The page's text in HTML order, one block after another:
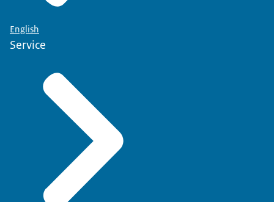
English
Service